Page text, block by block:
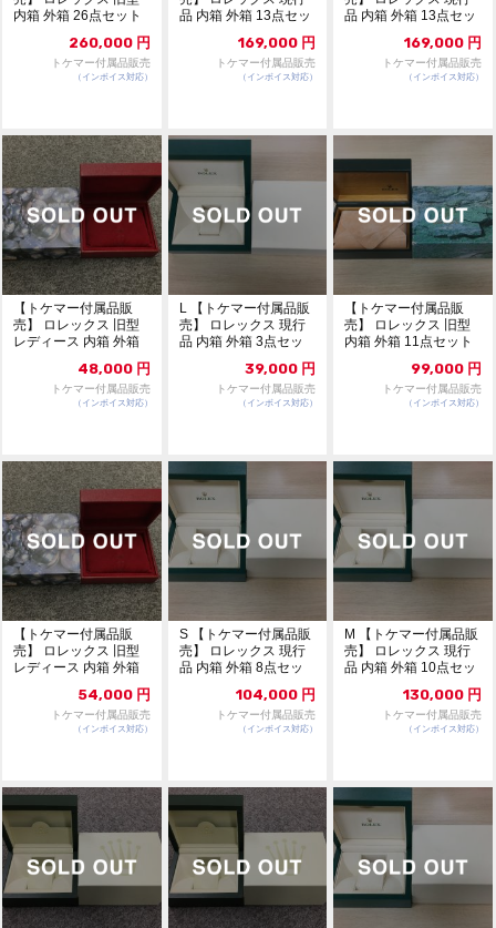
内箱 外箱 26点セット
260,000 円
トケマー付属品販売
（インボイス対応）
品 内箱 外箱 13点セッ
169,000 円
トケマー付属品販売
（インボイス対応）
品 内箱 外箱 13点セッ
169,000 円
トケマー付属品販売
（インボイス対応）
【トケマー付属品販
売】 ロレックス 旧型
レディース 内箱 外箱
48,000 円
トケマー付属品販売
（インボイス対応）
L 【トケマー付属品販
売】 ロレックス 現行
品 内箱 外箱 3点セッ
39,000 円
トケマー付属品販売
（インボイス対応）
【トケマー付属品販
売】 ロレックス 旧型
内箱 外箱 11点セット
99,000 円
トケマー付属品販売
（インボイス対応）
【トケマー付属品販
売】 ロレックス 旧型
レディース 内箱 外箱
54,000 円
トケマー付属品販売
（インボイス対応）
S 【トケマー付属品販
売】 ロレックス 現行
品 内箱 外箱 8点セッ
104,000 円
トケマー付属品販売
（インボイス対応）
M 【トケマー付属品販
売】 ロレックス 現行
品 内箱 外箱 10点セッ
130,000 円
トケマー付属品販売
（インボイス対応）